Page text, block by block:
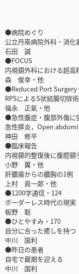
●病院めぐり
公立丹南病院外科・消化
石田 誠
●FOCUS
内視鏡外科における超高
森 俊幸・他
●Reduced Port Surgery
RPSによるS状結腸切
福永 正氣・他
●急性腹症・腹部外傷に
急性膵炎，Open
神田 修平
●臨床報告
内視鏡的整復後に腹腔
小野 翼・他
肝膿瘍からの膿胸の1例
上村 眞一郎・他
●1200字通信・124
ボーダーレス時代の現実
板野 聡
●ひとやすみ・170
自分に合った癒しを持つ
中川 国利
●昨日の患者
自宅で最期を迎える
中川 国利